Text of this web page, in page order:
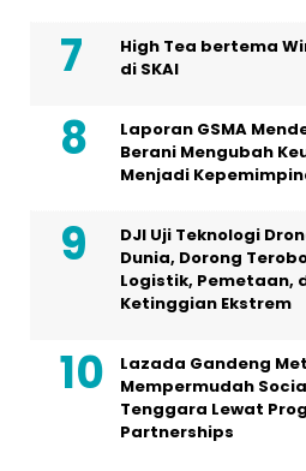
High Tea bertema
di SKAI
Laporan GSMA
Berani Mengubah
Menjadi
DJI Uji Teknologi
Dunia, Dorong
Logistik, Pemetaan,
Ketinggian Ekstrem
Lazada Gandeng
Mempermudah
Tenggara Lewat
Partnerships